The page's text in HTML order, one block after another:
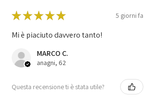
★★★★★ 5 giorni fa
Mi è piaciuto davvero tanto!
MARCO C.
anagni, 62
Questa recensione ti è stata utile?